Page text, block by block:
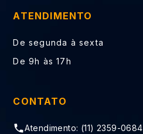
ATENDIMENTO
De segunda à sexta
De 9h às 17h
CONTATO
Atendimento: (11) 2359-0684